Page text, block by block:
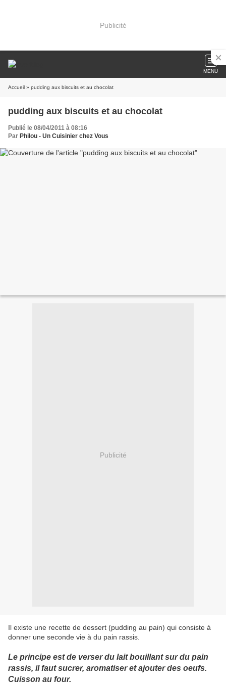
Publicité
MENU
Accueil » pudding aux biscuits et au chocolat
pudding aux biscuits et au chocolat
Publié le 08/04/2011 à 08:16
Par Philou - Un Cuisinier chez Vous
Publicité
Il existe une recette de dessert (pudding au pain) qui consiste à
donner une seconde vie à du pain rassis.
Le principe est de verser du lait bouillant sur du pain
rassis, il faut sucrer, aromatiser et ajouter des oeufs.
Cuisson au four.